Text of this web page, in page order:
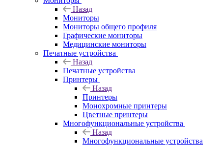
Назад
Мониторы
Мониторы общего профиля
Графические мониторы
Медицинские мониторы
Печатные устройства
Назад
Печатные устройства
Принтеры
Назад
Принтеры
Моноxромныe принтеры
Цвeтныe принтеры
Многофункциональные устройства
Назад
Многофункциональные устройства